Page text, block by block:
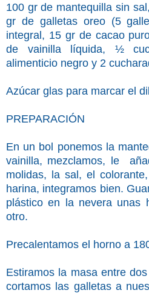
100 gr de mantequilla sin
gr de galletas oreo (5
integral, 15 gr de cacao
de vainilla líquida, ½
alimenticio negro y 2
Azúcar glas para marcar el
PREPARACIÓN
En un bol ponemos la
vainilla, mezclamos, le
molidas, la sal, el
harina, integramos bien.
plástico en la nevera unas
otro.
Precalentamos el horno a
Estiramos la masa entre
cortamos las galletas a